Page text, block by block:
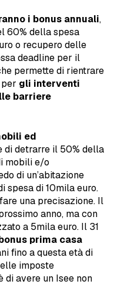
i bonus annuali,
60% della spesa
o recupero delle
deadline per il
permette di rientrare
gli interventi
barriere
ed
di detrarre il 50% della
mobili e/o
di un’abitazione
spesa di 10mila euro.
una precisazione. Il
anno, ma con
a 5mila euro. Il 31
prima casa
fino a questa età di
imposte
di avere un Isee non